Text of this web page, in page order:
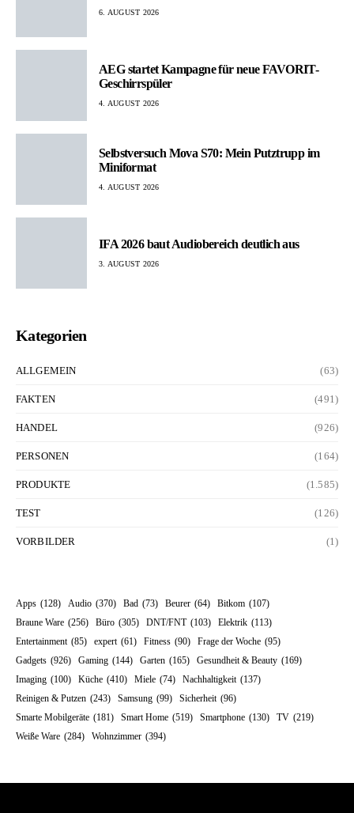
6. AUGUST 2026
AEG startet Kampagne für neue FAVORIT-
Geschirrspüler
4. AUGUST 2026
Selbstversuch Mova S70: Mein Putztrupp im
Miniformat
4. AUGUST 2026
IFA 2026 baut Audiobereich deutlich aus
3. AUGUST 2026
Kategorien
ALLGEMEIN (63)
FAKTEN (491)
HANDEL (926)
PERSONEN (164)
PRODUKTE (1.585)
TEST (126)
VORBILDER (1)
Apps (128) Audio (370) Bad (73) Beurer (64) Bitkom (107)
Braune Ware (256) Büro (305) DNT/FNT (103) Elektrik (113)
Entertainment (85) expert (61) Fitness (90) Frage der Woche (95)
Gadgets (926) Gaming (144) Garten (165) Gesundheit & Beauty (169)
Imaging (100) Küche (410) Miele (74) Nachhaltigkeit (137)
Reinigen & Putzen (243) Samsung (99) Sicherheit (96)
Smarte Mobilgeräte (181) Smart Home (519) Smartphone (130) TV (219)
Weiße Ware (284) Wohnzimmer (394)